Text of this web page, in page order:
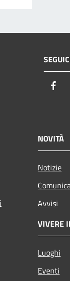
NOVITÀ
Notizie
Avvisi
VIVERE
Luoghi
Eventi